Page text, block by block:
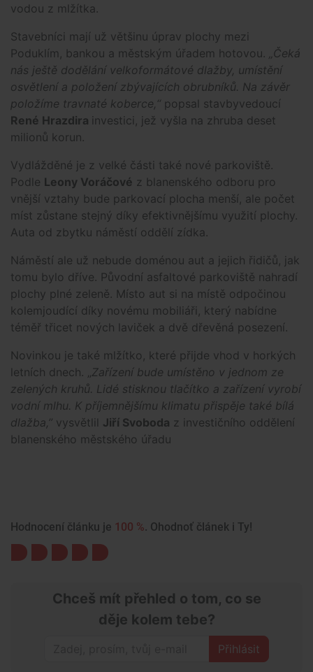
vodou z mlžítka.
Stavebníci mají už většinu úprav plochy mezi
Poduklím, bankou a městským úřadem hotovou. „Čeká
nás ještě dodělání velkoformátové dlažby, umístění
osvětlení a položení zbývajících obrubníků. Na závěr
položíme travnaté koberce,“ popsal stavbyvedoucí
René Hrazdira investici, jež vyšla na zhruba deset
milionů korun.
Vydlážděné je z velké části také nové parkoviště.
Podle Leony Voráčové z blanenského odboru pro
vnější vztahy bude parkovací plocha menší, ale počet
míst zůstane stejný díky efektivnějšímu využití plochy.
Auta od zbytku náměstí oddělí zídka.
Náměstí ale už nebude doménou aut a jejich řidičů, jak
tomu bylo dříve. Původní asfaltové parkoviště nahradí
plochy plné zeleně. Místo aut si na místě odpočinou
kolemjoudící díky novému mobiliáři, který nabídne
téměř třicet nových laviček a dvě dřevěná posezení.
Novinkou je také mlžítko, které přijde vhod v horkých
letních dnech. „Zařízení bude umístěno v jednom ze
zelených kruhů. Lidé stisknou tlačítko a zařízení vyrobí
vodní mlhu. K příjemnějšímu klimatu přispěje také bílá
dlažba,” vysvětlil Jiří Svoboda z investičního oddělení
blanenského městského úřadu
Hodnocení článku je 100 %. Ohodnoť článek i Ty!
Chceš mít přehled o tom, co se
děje kolem tebe?
Přihlásit